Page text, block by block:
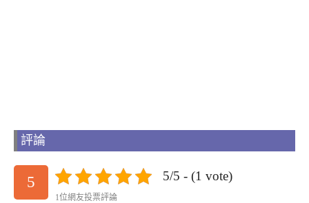
評論
5 5/5 - (1 vote)
1位網友投票評論